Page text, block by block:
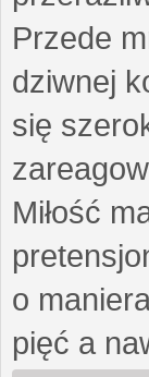
Przede
dziwnej
się
Miłość
o
pięć a